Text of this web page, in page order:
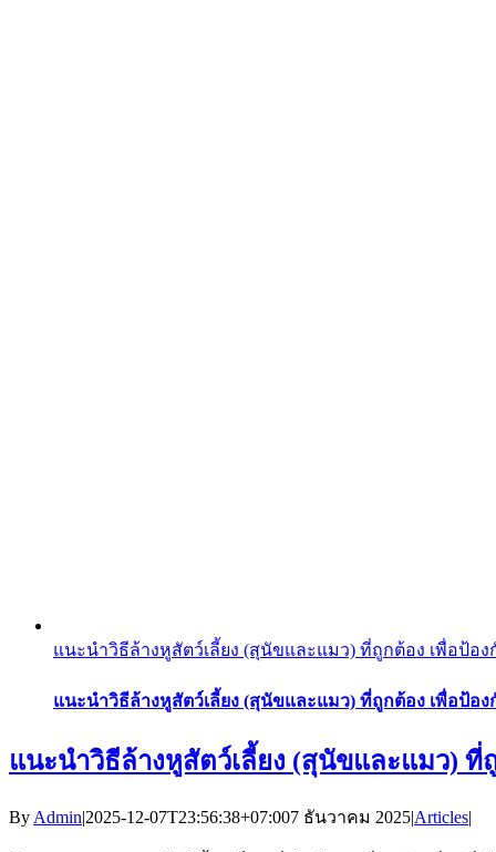
แนะนำวิธีล้างหูสัตว์เลี้ยง (สุนัขและแมว) ที่ถูกต้อง เพื่อป้อง
แนะนำวิธีล้างหูสัตว์เลี้ยง (สุนัขและแมว) ที่ถูกต้อง เพื่อป้อง
แนะนำวิธีล้างหูสัตว์เลี้ยง (สุนัขและแมว) ที่
ByAdmin|2025-12-07T23:56:38+07:007 ธันวาคม 2025|Articles|